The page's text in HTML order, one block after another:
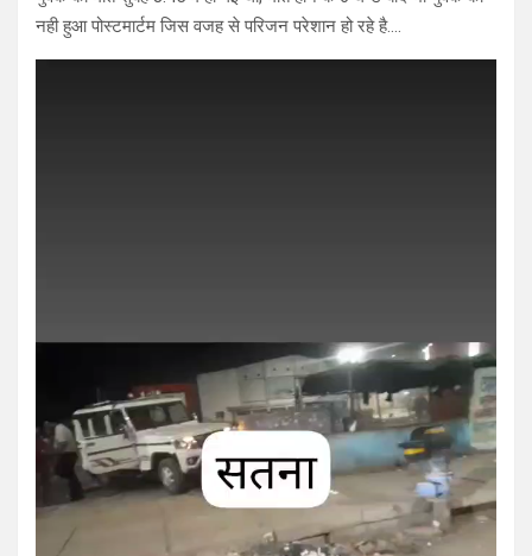
नही हुआ पोस्टमार्टम जिस वजह से परिजन परेशान हो रहे है….